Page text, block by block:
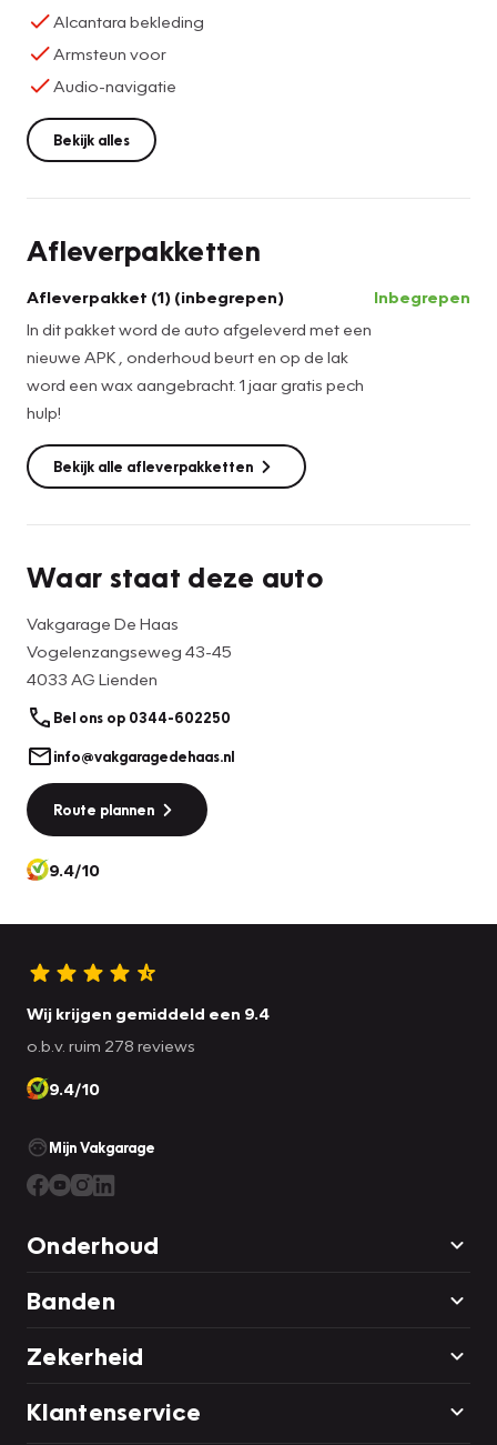
Alcantara bekleding
Armsteun voor
Audio-navigatie
Bekijk alles
Afleverpakketten
Afleverpakket (1) (inbegrepen)
In dit pakket word de auto afgeleverd met een
nieuwe APK , onderhoud beurt en op de lak
word een wax aangebracht. 1 jaar gratis pech
hulp!
Inbegrepen
Bekijk alle afleverpakketten
Waar staat deze auto
Vakgarage De Haas
Vogelenzangseweg 43-45
4033 AG Lienden
Bel ons op 0344-602250
info@vakgaragedehaas.nl
Route plannen
9.4/10
Wij krijgen gemiddeld een 9.4
o.b.v. ruim 278 reviews
9.4/10
Mijn Vakgarage
Onderhoud
Banden
Zekerheid
Klantenservice